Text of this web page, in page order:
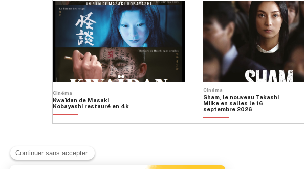
Cinéma
Kwaïdan de Masaki
Kobayashi restauré en 4k
Cinéma
Sham, le nouveau Takashi
Miike en salles le 16
septembre 2026